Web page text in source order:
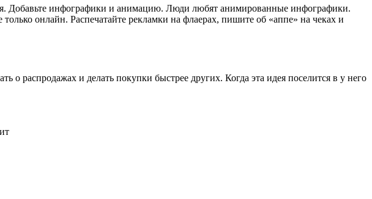
Добавьте инфографики и анимацию. Люди любят анимированные инфографики.
онлайн. Распечатайте рекламки на флаерах, пишите об «аппе» на чеках и
о распродажах и делать покупки быстрее других. Когда эта идея поселится в у него